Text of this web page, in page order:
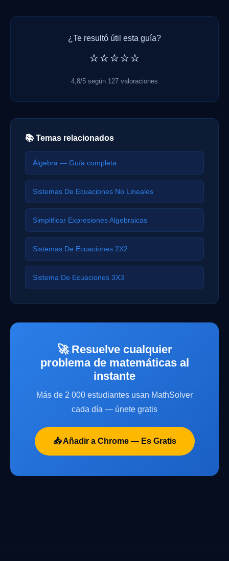
¿Te resultó útil esta guía?
⭐⭐⭐⭐⭐
4,8/5 según 127 valoraciones
📚 Temas relacionados
Álgebra — Guía completa
Sistemas De Ecuaciones No Lineales
Simplificar Expresiones Algebraicas
Sistemas De Ecuaciones 2X2
Sistema De Ecuaciones 3X3
🚀 Resuelve cualquier
problema de matemáticas al
instante
Más de 2 000 estudiantes usan MathSolver
cada día — únete gratis
📥 Añadir a Chrome — Es Gratis